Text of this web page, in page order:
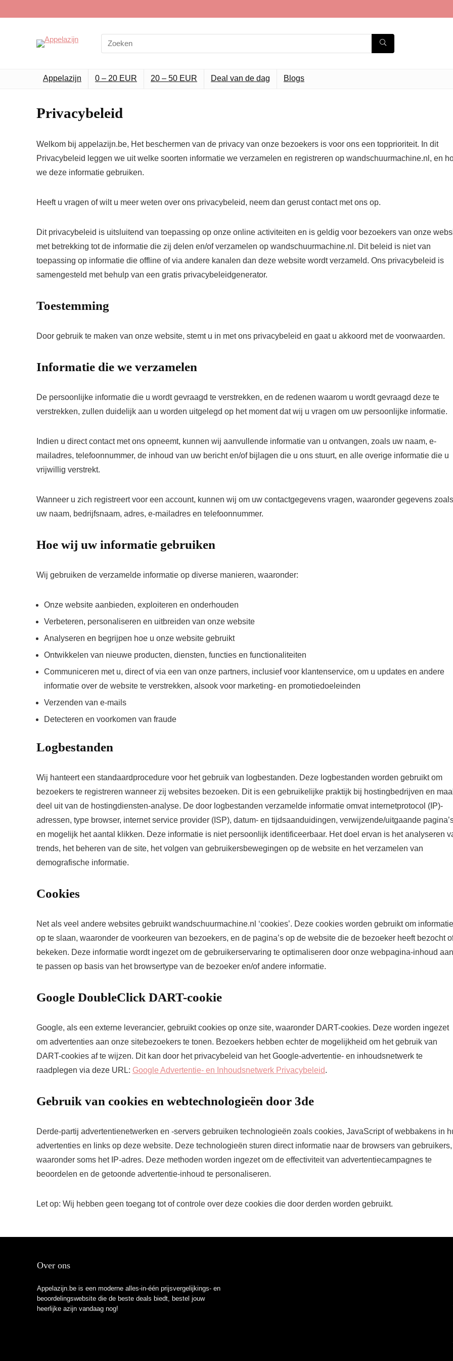
Search
for:
Appelazijn 0 – 20 EUR 20 – 50 EUR Deal van de dag Blogs
Privacybeleid
Welkom bij appelazijn.be, Het beschermen van de privacy van onze bezoekers is voor ons een topprioriteit. In dit
Privacybeleid leggen we uit welke soorten informatie we verzamelen en registreren op wandschuurmachine.nl, en
we deze informatie gebruiken.
Heeft u vragen of wilt u meer weten over ons privacybeleid, neem dan gerust contact met ons op.
Dit privacybeleid is uitsluitend van toepassing op onze online activiteiten en is geldig voor bezoekers van onze
met betrekking tot de informatie die zij delen en/of verzamelen op wandschuurmachine.nl. Dit beleid is niet van
toepassing op informatie die offline of via andere kanalen dan deze website wordt verzameld. Ons privacybeleid is
samengesteld met behulp van een gratis privacybeleidgenerator.
Toestemming
Door gebruik te maken van onze website, stemt u in met ons privacybeleid en gaat u akkoord met de voorwaarden.
Informatie die we verzamelen
De persoonlijke informatie die u wordt gevraagd te verstrekken, en de redenen waarom u wordt gevraagd deze te
verstrekken, zullen duidelijk aan u worden uitgelegd op het moment dat wij u vragen om uw persoonlijke informatie.
Indien u direct contact met ons opneemt, kunnen wij aanvullende informatie van u ontvangen, zoals uw naam, e-
mailadres, telefoonnummer, de inhoud van uw bericht en/of bijlagen die u ons stuurt, en alle overige informatie die u
vrijwillig verstrekt.
Wanneer u zich registreert voor een account, kunnen wij om uw contactgegevens vragen, waaronder gegevens zoals
uw naam, bedrijfsnaam, adres, e-mailadres en telefoonnummer.
Hoe wij uw informatie gebruiken
Wij gebruiken de verzamelde informatie op diverse manieren, waaronder:
Onze website aanbieden, exploiteren en onderhouden
Verbeteren, personaliseren en uitbreiden van onze website
Analyseren en begrijpen hoe u onze website gebruikt
Ontwikkelen van nieuwe producten, diensten, functies en functionaliteiten
Communiceren met u, direct of via een van onze partners, inclusief voor klantenservice, om u updates en andere
informatie over de website te verstrekken, alsook voor marketing- en promotiedoeleinden
Verzenden van e-mails
Detecteren en voorkomen van fraude
Logbestanden
Wij hanteert een standaardprocedure voor het gebruik van logbestanden. Deze logbestanden worden gebruikt om
bezoekers te registreren wanneer zij websites bezoeken. Dit is een gebruikelijke praktijk bij hostingbedrijven en
deel uit van de hostingdiensten-analyse. De door logbestanden verzamelde informatie omvat internetprotocol (IP)-
adressen, type browser, internet service provider (ISP), datum- en tijdsaanduidingen, verwijzende/uitgaande
en mogelijk het aantal klikken. Deze informatie is niet persoonlijk identificeerbaar. Het doel ervan is het analyseren
trends, het beheren van de site, het volgen van gebruikersbewegingen op de website en het verzamelen van
demografische informatie.
Cookies
Net als veel andere websites gebruikt wandschuurmachine.nl ‘cookies’. Deze cookies worden gebruikt om informatie
op te slaan, waaronder de voorkeuren van bezoekers, en de pagina’s op de website die de bezoeker heeft bezocht
bekeken. Deze informatie wordt ingezet om de gebruikerservaring te optimaliseren door onze webpagina-inhoud aan
te passen op basis van het browsertype van de bezoeker en/of andere informatie.
Google DoubleClick DART-cookie
Google, als een externe leverancier, gebruikt cookies op onze site, waaronder DART-cookies. Deze worden ingezet
om advertenties aan onze sitebezoekers te tonen. Bezoekers hebben echter de mogelijkheid om het gebruik van
DART-cookies af te wijzen. Dit kan door het privacybeleid van het Google-advertentie- en inhoudsnetwerk te
raadplegen via deze URL: Google Advertentie- en Inhoudsnetwerk Privacybeleid.
Gebruik van cookies en webtechnologieën door 3de
Derde-partij advertentienetwerken en -servers gebruiken technologieën zoals cookies, JavaScript of webbakens in
advertenties en links op deze website. Deze technologieën sturen direct informatie naar de browsers van gebruikers,
waaronder soms het IP-adres. Deze methoden worden ingezet om de effectiviteit van advertentiecampagnes te
beoordelen en de getoonde advertentie-inhoud te personaliseren.
Let op: Wij hebben geen toegang tot of controle over deze cookies die door derden worden gebruikt.
Over ons
Appelazijn.be is een moderne alles-in-één prijsvergelijkings- en
beoordelingswebsite die de beste deals biedt, bestel jouw
heerlijke azijn vandaag nog!